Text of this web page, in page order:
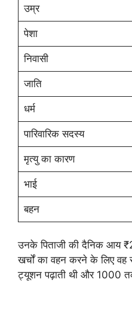
उम्र
पेशा
निवासी
जाति
धर्म
पारिवारिक सदस्य
मृत्यु का कारण
भाई
बहन
उनके पिताजी की दैनिक आय
खर्चों का वहन करने के लिए
ट्यूशन पढ़ाती थी और 1000